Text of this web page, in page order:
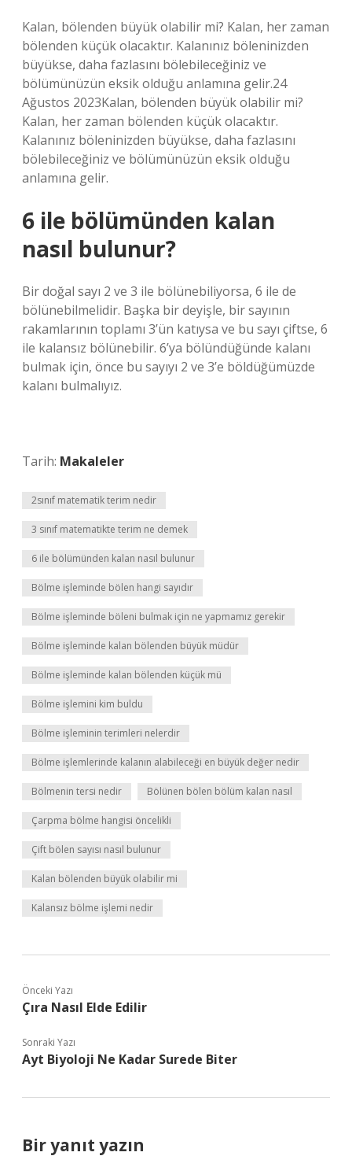
Kalan, bölenden büyük olabilir mi? Kalan, her zaman
bölenden küçük olacaktır. Kalanınız böleninizden
büyükse, daha fazlasını bölebileceğiniz ve
bölümünüzün eksik olduğu anlamına gelir.24
Ağustos 2023Kalan, bölenden büyük olabilir mi?
Kalan, her zaman bölenden küçük olacaktır.
Kalanınız böleninizden büyükse, daha fazlasını
bölebileceğiniz ve bölümünüzün eksik olduğu
anlamına gelir.
6 ile bölümünden kalan
nasıl bulunur?
Bir doğal sayı 2 ve 3 ile bölünebiliyorsa, 6 ile de
bölünebilmelidir. Başka bir deyişle, bir sayının
rakamlarının toplamı 3’ün katıysa ve bu sayı çiftse, 6
ile kalansız bölünebilir. 6’ya bölündüğünde kalanı
bulmak için, önce bu sayıyı 2 ve 3’e böldüğümüzde
kalanı bulmalıyız.
Tarih: Makaleler
2sınıf matematik terim nedir
3 sınıf matematikte terim ne demek
6 ile bölümünden kalan nasıl bulunur
Bölme işleminde bölen hangi sayıdır
Bölme işleminde böleni bulmak için ne yapmamız gerekir
Bölme işleminde kalan bölenden büyük müdür
Bölme işleminde kalan bölenden küçük mü
Bölme işlemini kim buldu
Bölme işleminin terimleri nelerdir
Bölme işlemlerinde kalanın alabileceği en büyük değer nedir
Bölmenin tersi nedir Bölünen bölen bölüm kalan nasıl
Çarpma bölme hangisi öncelikli
Çift bölen sayısı nasıl bulunur
Kalan bölenden büyük olabilir mi
Kalansız bölme işlemi nedir
Önceki Yazı
Çıra Nasıl Elde Edilir
Sonraki Yazı
Ayt Biyoloji Ne Kadar Surede Biter
Bir yanıt yazın